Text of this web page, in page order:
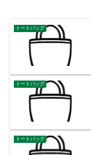
トートバッグ
トートバッグ
トートバッグ